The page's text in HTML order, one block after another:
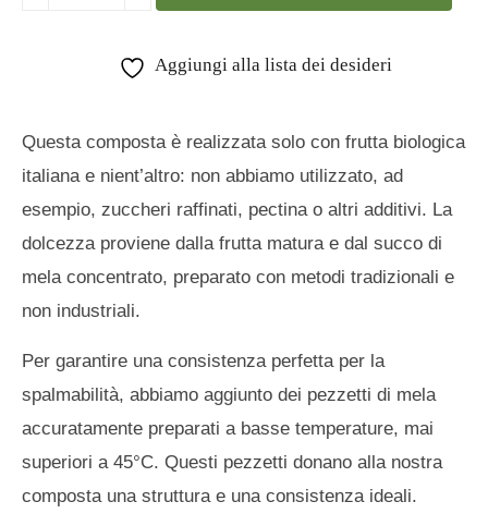
Aggiungi alla lista dei desideri
Questa composta è realizzata solo con frutta biologica
italiana e nient’altro: non abbiamo utilizzato, ad
esempio, zuccheri raffinati, pectina o altri additivi. La
dolcezza proviene dalla frutta matura e dal succo di
mela concentrato, preparato con metodi tradizionali e
non industriali.
Per garantire una consistenza perfetta per la
spalmabilità, abbiamo aggiunto dei pezzetti di mela
accuratamente preparati a basse temperature, mai
superiori a 45°C. Questi pezzetti donano alla nostra
composta una struttura e una consistenza ideali.